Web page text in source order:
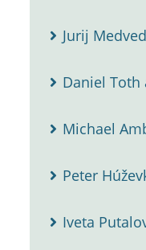
Jurij
Daniel Toth
Michael
Peter
Iveta